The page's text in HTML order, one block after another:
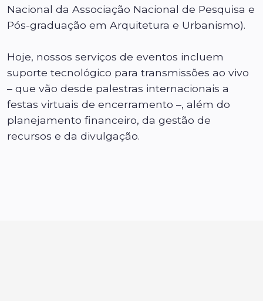
Nacional da Associação Nacional de Pesquisa e
Pós-graduação em Arquitetura e Urbanismo).
Hoje, nossos serviços de eventos incluem
suporte tecnológico para transmissões ao vivo
– que vão desde palestras internacionais a
festas virtuais de encerramento –, além do
planejamento financeiro, da gestão de
recursos e da divulgação.